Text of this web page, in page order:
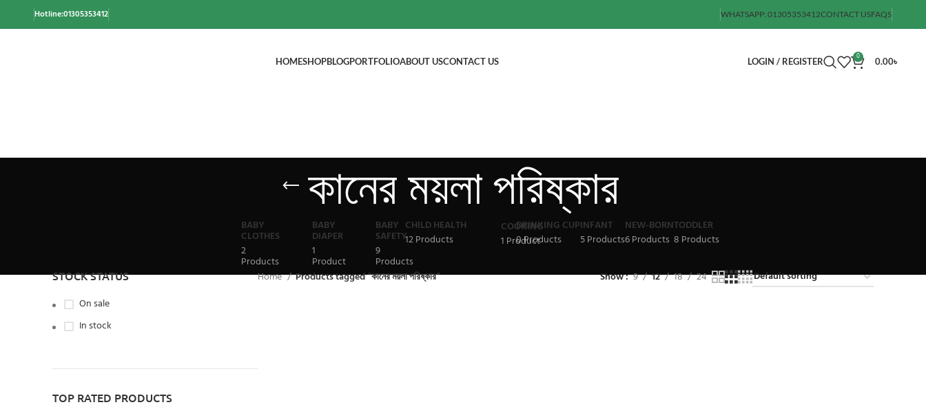
Hotline:01305353412 WHATSAPP: 01305353412CONTACT USFAQS
HOMESHOPBLOGPORTFOLIOABOUT USCONTACT US LOGIN / REGISTER 0 0.00৳
কানের ময়লা পরিষ্কার
BABY
CLOTHES
2
Products
BABY
DIAPER
1
Product
BABY
SAFETY
9
Products
CHILD HEALTH
12 Products
COOKING
1 Product
DRINKING CUP
0 Products
INFANT
5 Products
NEW-BORN
6 Products
TODDLER
8 Products
STOCK STATUS
On sale
In stock
TOP RATED PRODUCTS
Home Products tagged “কানের ময়লা পরিষ্কার” Show 9 12 18 24